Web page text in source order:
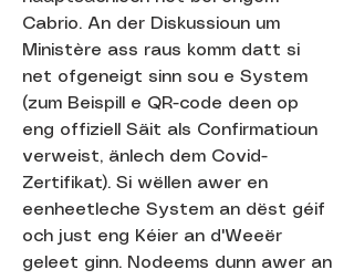
Cabrio. An der Diskussioun um
Ministère ass raus komm datt si
net ofgeneigt sinn sou e System
(zum Beispill e QR-code deen op
eng offiziell Säit als Confirmatioun
verweist, änlech dem Covid-
Zertifikat). Si wëllen awer en
eenheetleche System an dëst géif
och just eng Kéier an d'Weeër
geleet ginn. Nodeems dunn awer an